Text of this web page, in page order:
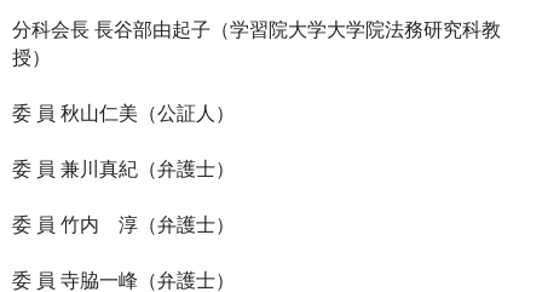
分科会長 長谷部由起子（学習院大学大学院法務研究科教
授）
委 員 秋山仁美（公証人）
委 員 兼川真紀（弁護士）
委 員 竹内 淳（弁護士）
委 員 寺脇一峰（弁護士）